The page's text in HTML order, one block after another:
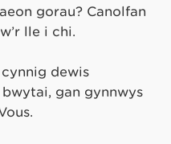
gorau? Canolfan
lle i chi.
dewis
gan gynnwys